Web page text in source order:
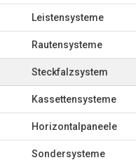
Leistensysteme
Rautensysteme
Steckfalzsystem
Kassettensysteme
Horizontalpaneele
Sondersysteme